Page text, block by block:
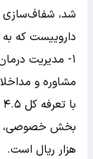
شد، شفاف‌سازی
داروییست که
۱- مدیریت
هزار ریال است.